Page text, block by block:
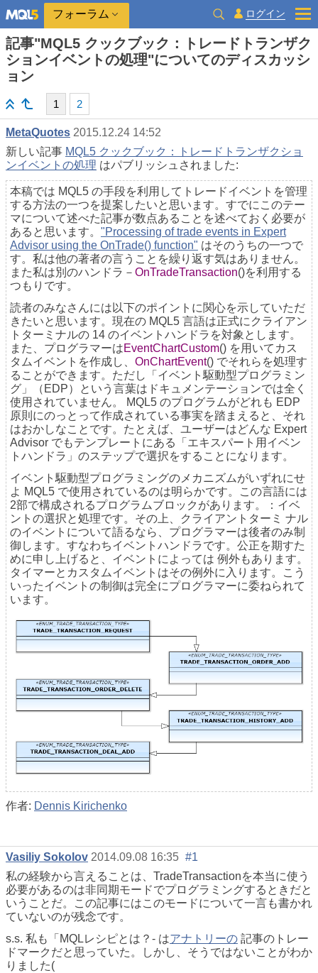
フォーラム ログイン
記事"MQL5 クックブック：トレードトランザク
ションイベントの処理"についてのディスカッシ
ョン
1 2
MetaQuotes 2015.12.24 14:52
新しい記事 MQL5 クックブック：トレードトランザクショ
ンイベントの処理 はパブリッシュされました:
本稿では MQL5 の手段を利用してトレードイベントを管理
する方法の一つを提案したいと思います。すでにこのテー
マについて述べた記事が数点あることを述べておく必要が
あると思います。 "Processing of trade events in Expert
Advisor using the OnTrade() function" はそのうちの一つで
す。私は他の著者の言うことを繰り返す気はありません。
また私は別のハンドラ－ OnTradeTransaction()を利用する
つもりです。
読者のみなさんには以下のポイントに関心を示していただ
きたいと思います。現在の MQL5 言語は正式にクライアン
トターミナルの 14 のイベントハンドラを対象とします。
また、プログラマーはEventChartCustom() を用いてカス
タムイベントを作成し、 OnChartEvent() でそれらを処理す
ることができます。ただし「イベント駆動型プログラミン
グ」（EDP）という言葉はドキュメンテーションでは全く
使用されていません。 MQL5 のプログラムがどれも EDP
原則にのっとって作成されている事実を踏まえると、それ
はおかしなことです。たとえば、ユーザーはどんな Expert
Advisor でもテンプレートにある「エキスパート用イベン
トハンドラ」のステップで選択をすることになります。
イベント駆動型プログラミングのメカニズムがいずれにせ
よ MQL5 で使用されているのは明らかです。この言語には
2部で構成されるプログラムブロックがあります。：イベ
ントの選択と処理です。その上、クライアントターミ ナル
のイベントについて語るなら、プログラマーは後者のみ制
御します。すなわちイベントハンドラです。公正を期すた
めに申し上げると、イベントによっては 例外もあります。
タイマーとカスタムイベントはその例外に入ります。こう
いったイベントの制御は完全にプログラマーに委ねられて
います。
作者: Dennis Kirichenko
Vasiliy Sokolov 2014.09.08 16:35 #1
私の経験から言えることは、TradeTransactionを本当に使う
必要があるのは非同期モードでプログラミングするときだと
いうことだ。この記事にはこのモードについて一言も書かれ
ていないのが残念です。
s.s. 私も「MQLレシピとは？- はアナトリーの 記事のトレー
ドマークだと思っていた。しかし、そうではないことがわか
りました(